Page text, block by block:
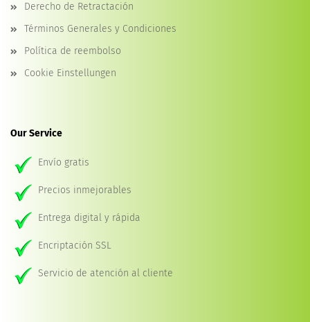
Derecho de Retractación
Términos Generales y Condiciones
Política de reembolso
Cookie Einstellungen
Our Service
Envío gratis
Precios inmejorables
Entrega digital y rápida
Encriptación SSL
Servicio de atención al cliente